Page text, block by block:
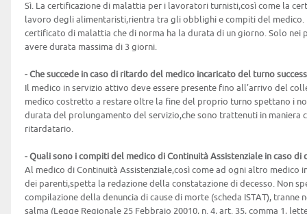
Sì. La certificazione di malattia per i lavoratori turnisti,così come la
lavoro degli alimentaristi,rientra tra gli obblighi e compiti del medico.
certificato di malattia che di norma ha la durata di un giorno. Solo
avere durata massima di 3 giorni.
- Che succede in caso di ritardo del medico incaricato del turno
Il medico in servizio attivo deve essere presente fino all’arrivo del
medico costretto a restare oltre la fine del proprio turno spettano i
durata del prolungamento del servizio,che sono trattenuti in maniera
ritardatario.
- Quali sono i compiti del medico di Continuità Assistenziale in caso di
Al medico di Continuità Assistenziale,così come ad ogni altro medico
dei parenti,spetta la redazione della constatazione di decesso. Non
compilazione della denuncia di cause di morte (scheda ISTAT),
salma (Legge Regionale 25 Febbraio 20010, n. 4, art. 35, comma 1,